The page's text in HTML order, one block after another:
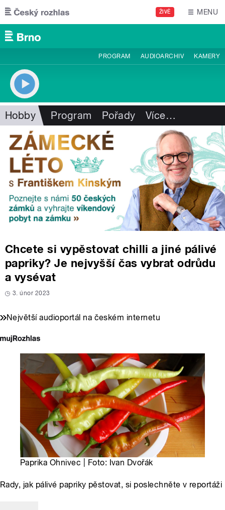
Přejít k hlavnímu obsahu
ŽIVĚ MENU
PROGRAM AUDIOARCHIV KAMERY
Hobby Program Pořady Více…
Chcete si vypěstovat chilli a jiné pálivé
papriky? Je nejvyšší čas vybrat odrůdu
a vysévat
3. únor 2023
Největší audioportál na českém internetu
Paprika Ohnivec | Foto: Ivan Dvořák
Rady, jak pálivé papriky pěstovat, si poslechněte v reportáži